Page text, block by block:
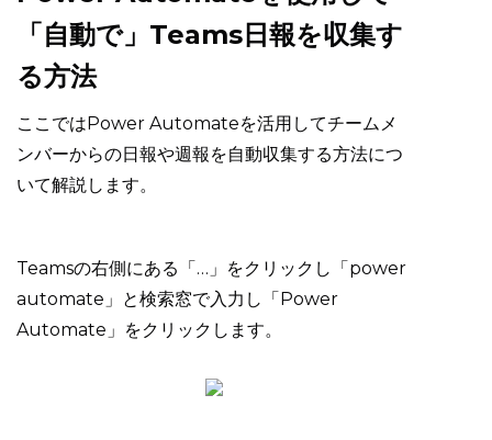
「自動で」Teams日報を収集す
る方法
ここではPower Automateを活用してチームメ
ンバーからの日報や週報を自動収集する方法につ
いて解説します。
Teamsの右側にある「…」をクリックし「power
automate」と検索窓で入力し「Power
Automate」をクリックします。